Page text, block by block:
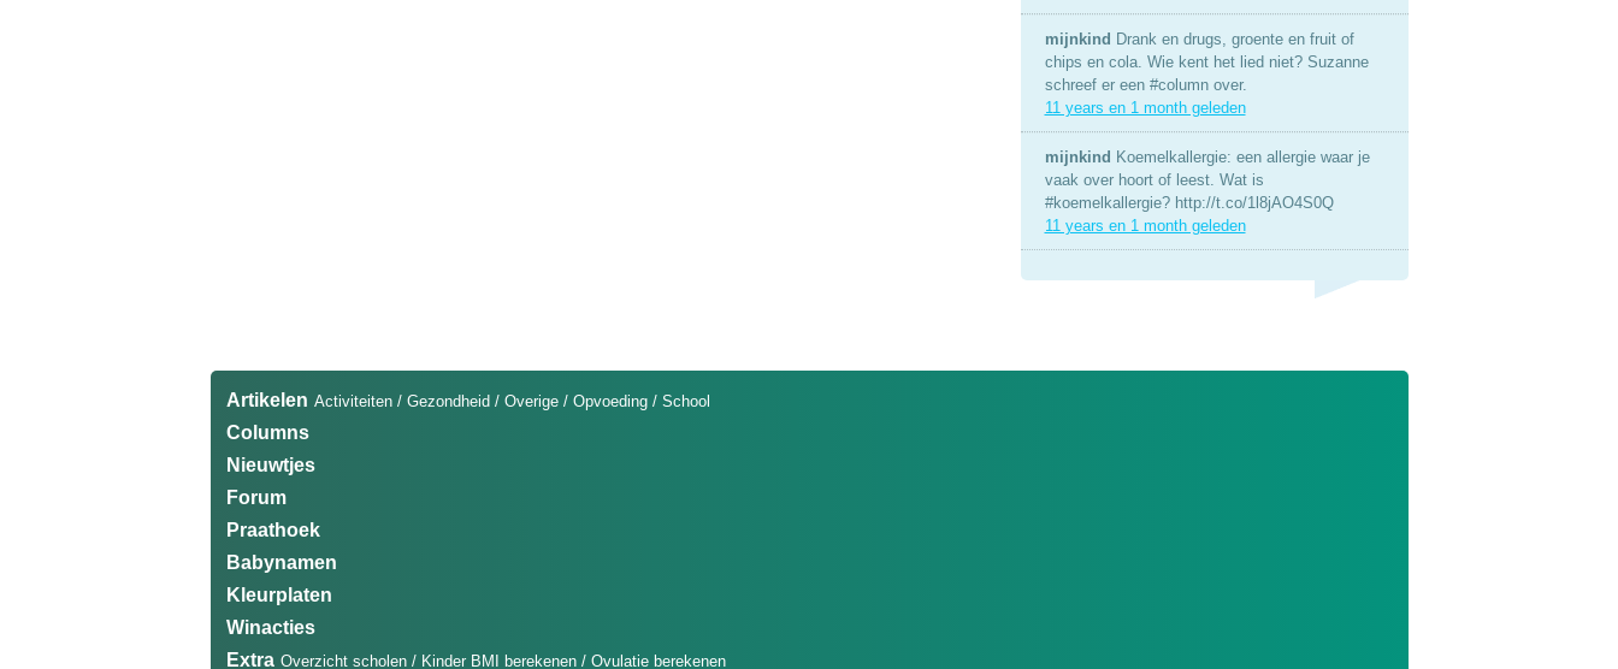
mijnkind Drank en drugs, groente en fruit of
chips en cola. Wie kent het lied niet? Suzanne
schreef er een #column over.
11 years en 1 month geleden
mijnkind Koemelkallergie: een allergie waar je
vaak over hoort of leest. Wat is
#koemelkallergie? http://t.co/1l8jAO4S0Q
11 years en 1 month geleden
Artikelen Activiteiten/ Gezondheid/ Overige/ Opvoeding/ School
Columns
Nieuwtjes
Forum
Praathoek
Babynamen
Kleurplaten
Winacties
Extra Overzicht scholen/ Kinder BMI berekenen/ Ovulatie berekenen